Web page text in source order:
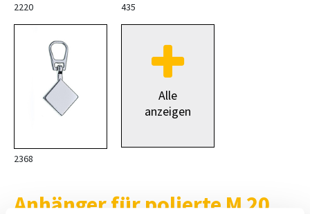
2220 435
2368
Alle
anzeigen
Anhänger für polierte M 20